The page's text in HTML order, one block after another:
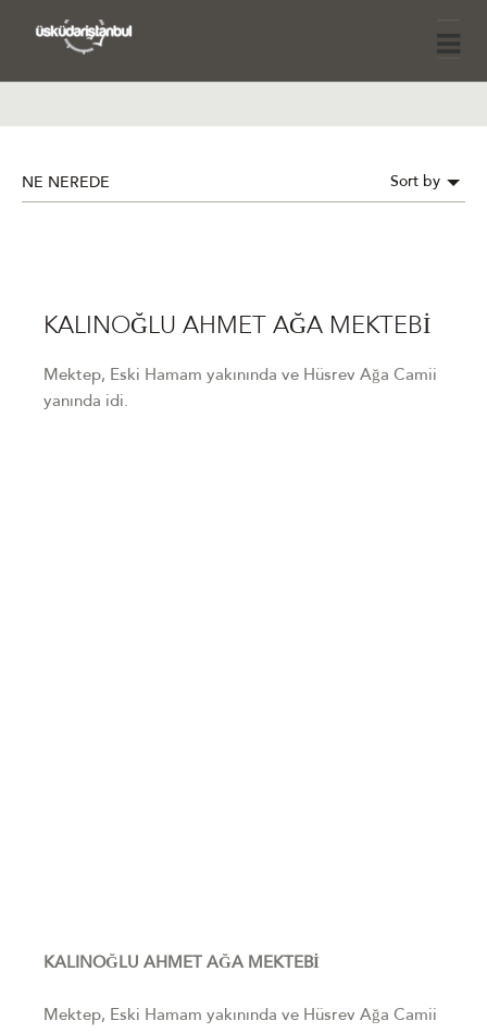
NE NEREDE Sort by
KALINOĞLU AHMET AĞA MEKTEBİ
Mektep, Eski Hamam yakınında ve Hüsrev Ağa Camii
yanında idi.
KALINOĞLU AHMET AĞA MEKTEBİ
Mektep, Eski Hamam yakınında ve Hüsrev Ağa Camii